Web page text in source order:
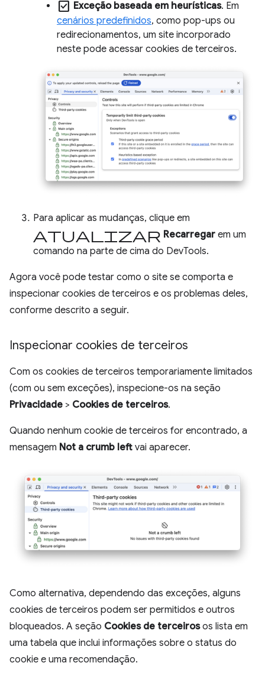
check_box Exceção baseada em heurísticas. Em
cenários predefinidos, como pop-ups ou
redirecionamentos, um site incorporado
neste pode acessar cookies de terceiros.
Para aplicar as mudanças, clique em
Atualizar Recarregar em um
comando na parte de cima do DevTools.
Agora você pode testar como o site se comporta e
inspecionar cookies de terceiros e os problemas deles,
conforme descrito a seguir.
Inspecionar cookies de terceiros
Com os cookies de terceiros temporariamente limitados
(com ou sem exceções), inspecione-os na seção
Privacidade > Cookies de terceiros.
Quando nenhum cookie de terceiros for encontrado, a
mensagem Not a crumb left vai aparecer.
Como alternativa, dependendo das exceções, alguns
cookies de terceiros podem ser permitidos e outros
bloqueados. A seção Cookies de terceirosos lista em
uma tabela que inclui informações sobre o status do
cookie e uma recomendação.